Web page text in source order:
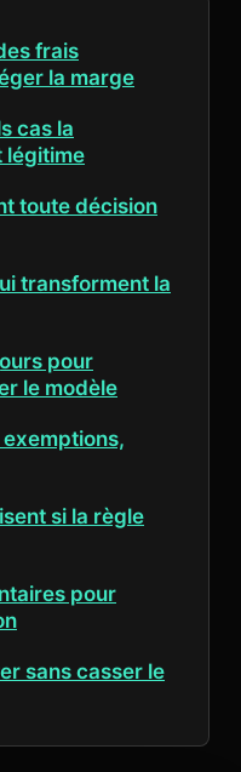
frais
la marge
cas la
légitime
toute décision
transforment la
pour
le modèle
si la règle
pour
sans casser le